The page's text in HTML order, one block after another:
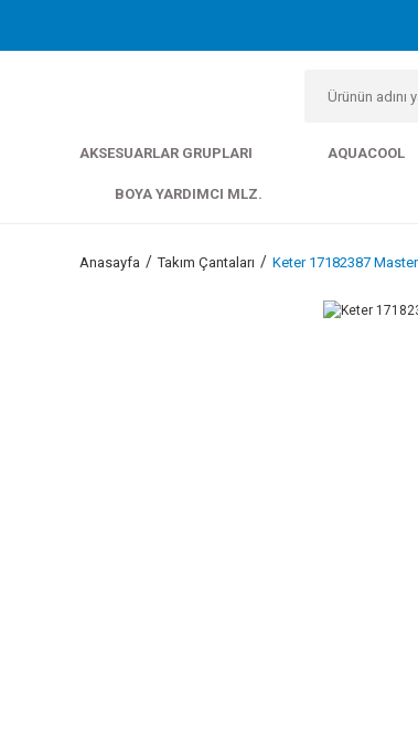
AKSESUARLAR GRUPLARI AQUACOOL
BOYA YARDIMCI MLZ.
Anasayfa Takım Çantaları Keter 17182387 Master